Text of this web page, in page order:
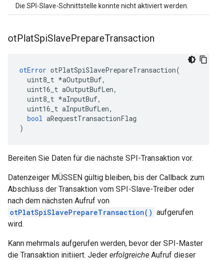
Die SPI-Slave-Schnittstelle konnte nicht aktiviert werden.
otPlatSpiSlavePrepareTransaction
otError otPlatSpiSlavePrepareTransaction(
uint8_t *aOutputBuf,
uint16_t aOutputBufLen,
uint8_t *aInputBuf,
uint16_t aInputBufLen,
bool aRequestTransactionFlag
)
Bereiten Sie Daten für die nächste SPI-Transaktion vor.
Datenzeiger MÜSSEN gültig bleiben, bis der Callback zum
Abschluss der Transaktion vom SPI-Slave-Treiber oder
nach dem nächsten Aufruf von
otPlatSpiSlavePrepareTransaction() aufgerufen
wird.
Kann mehrmals aufgerufen werden, bevor der SPI-Master
die Transaktion initiiert. Jeder erfolgreiche Aufruf dieser